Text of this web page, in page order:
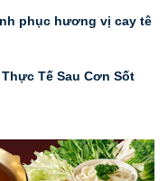
phục hương vị cay tê
Tế Sau Cơn Sốt